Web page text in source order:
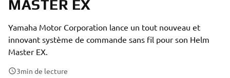
MASTER EX
Yamaha Motor Corporation lance un tout nouveau et
innovant système de commande sans fil pour son Helm
Master EX.
3min de lecture